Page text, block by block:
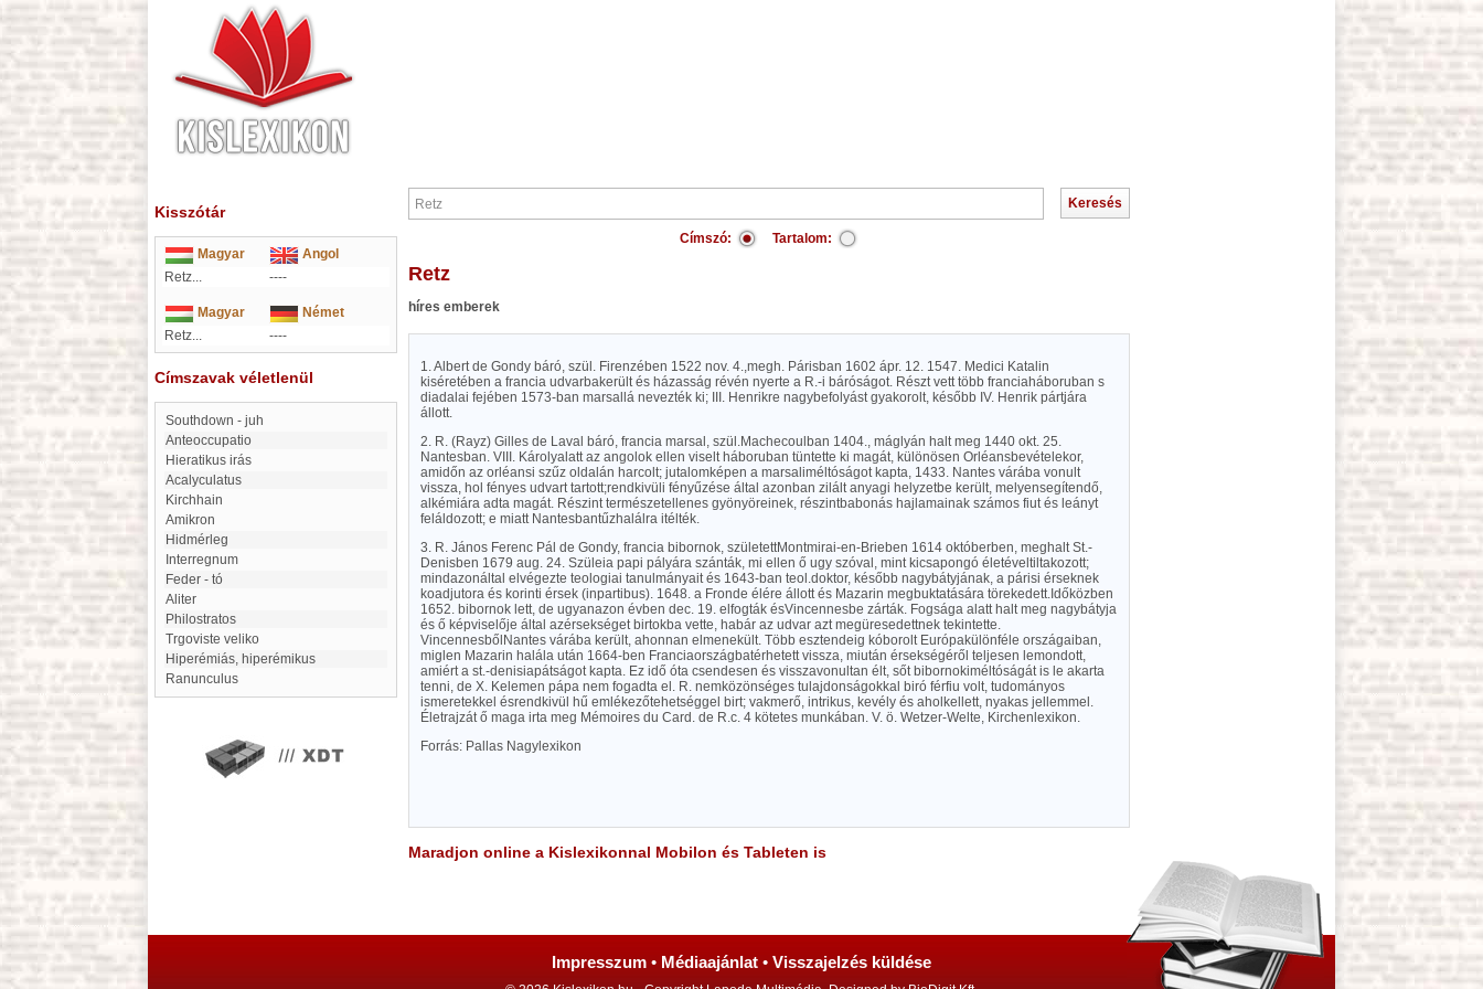
Kisszótár
Magyar
Angol
Retz...
----
Magyar
Német
Retz...
----
Címszavak véletlenül
Southdown - juh
Anteoccupatio
Hieratikus irás
Acalyculatus
Kirchhain
amikron
Hidmérleg
Interregnum
Feder - tó
Aliter
Philostratos
Trgoviste veliko
hiperémiás, hiperémikus
Ranunculus
Címszó: Tartalom:
Retz
híres emberek
1. Albert de Gondy báró, szül. Firenzében 1522 nov. 4.,megh. Párisban 1602 ápr. 12. 1547. Medici Katalin
kiséretében a francia udvarbakerült és házasság révén nyerte a R.-i báróságot. Részt vett több franciaháboruban s
diadalai fejében 1573-ban marsallá nevezték ki; III. Henrikre nagybefolyást gyakorolt, később IV. Henrik pártjára
állott.
2. R. (Rayz) Gilles de Laval báró, francia marsal, szül.Machecoulban 1404., máglyán halt meg 1440 okt. 25.
Nantesban. VIII. Károlyalatt az angolok ellen viselt háboruban tüntette ki magát, különösen Orléansbevételekor,
amidőn az orléansi szűz oldalán harcolt; jutalomképen a marsaliméltóságot kapta, 1433. Nantes várába vonult
vissza, hol fényes udvart tartott;rendkivüli fényűzése által azonban zilált anyagi helyzetbe került, melyensegítendő,
alkémiára adta magát. Részint természetellenes gyönyöreinek, részintbabonás hajlamainak számos fiut és leányt
feláldozott; e miatt Nantesbantűzhalálra itélték.
3. R. János Ferenc Pál de Gondy, francia bibornok, születettMontmirai-en-Brieben 1614 októberben, meghalt St.-
Denisben 1679 aug. 24. Szüleia papi pályára szánták, mi ellen ő ugy szóval, mint kicsapongó életéveltiltakozott;
mindazonáltal elvégezte teologiai tanulmányait és 1643-ban teol.doktor, később nagybátyjának, a párisi érseknek
koadjutora és korinti érsek (inpartibus). 1648. a Fronde élére állott és Mazarin megbuktatására törekedett.Időközben
1652. bibornok lett, de ugyanazon évben dec. 19. elfogták ésVincennesbe zárták. Fogsága alatt halt meg nagybátyja
és ő képviselője által azérsekséget birtokba vette, habár az udvar azt megüresedettnek tekintette.
VincennesbőlNantes várába került, ahonnan elmenekült. Több esztendeig kóborolt Európakülönféle országaiban,
miglen Mazarin halála után 1664-ben Franciaországbatérhetett vissza, miután érsekségéről teljesen lemondott,
amiért a st.-denisiapátságot kapta. Ez idő óta csendesen és visszavonultan élt, sőt bibornokiméltóságát is le akarta
tenni, de X. Kelemen pápa nem fogadta el. R. nemközönséges tulajdonságokkal biró férfiu volt, tudományos
ismeretekkel ésrendkivül hű emlékezőtehetséggel birt; vakmerő, intrikus, kevély és aholkellett, nyakas jellemmel.
Életrajzát ő maga irta meg Mémoires du Card. de R.c. 4 kötetes munkában. V. ö. Wetzer-Welte, Kirchenlexikon.
Forrás: Pallas Nagylexikon
Maradjon online a Kislexikonnal Mobilon és Tableten is
Impresszum • Médiaajánlat • Visszajelzés küldése